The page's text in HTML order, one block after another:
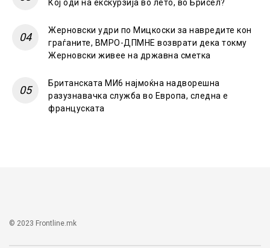
Кој оди на екскурзија во лето, во Брисел?
Жерновски удри по Мицкоски за навредите кон
граѓаните, ВМРО-ДПМНЕ возврати дека токму
Жерновски живее на државна сметка
Британската МИ6 најмоќна надворешна
разузнавачка служба во Европа, следна е
француската
© 2023 Frontline.mk